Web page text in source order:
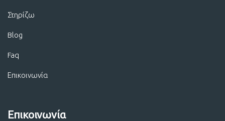
Στηρίζω
Blog
Faq
Επικοινωνία
Επικοινωνία